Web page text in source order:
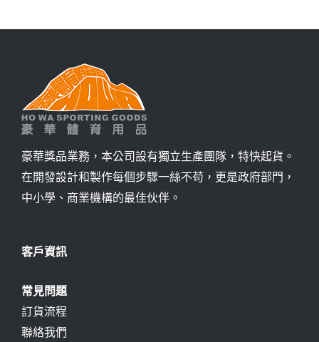
詢價
豪華獎品業務，本公司設有獨立生產團隊，特快起貨。
在開發設計和製作每個步驟一絲不苟，更是政府部門，
中小學、商業機構的最佳伙伴。
客戶資訊
常見問題
訂貨流程
聯絡我們